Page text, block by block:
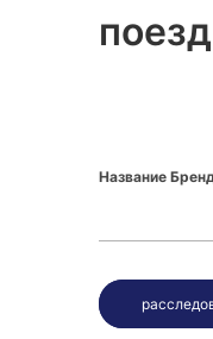
Название